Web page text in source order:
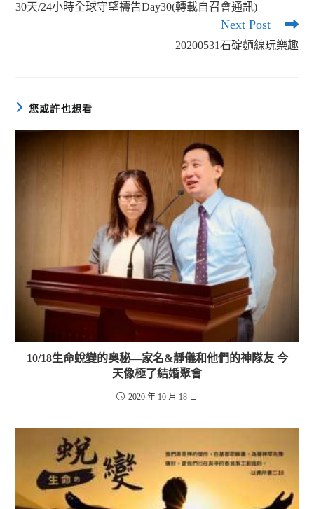
articles
30天/24小時全球守望禱告Day30(轉載自召會通訊)
Next Post
20200531石碇麵線玩樂趣
您或許也想看
10/18生命蛻變的奥秘—家名&靜儀和他們的神隊友 今
天像極了結婚聚會
2020 年 10 月 18 日